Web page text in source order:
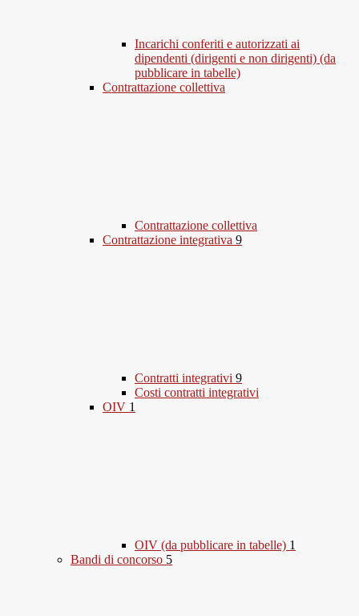
Incarichi conferiti e autorizzati ai
dipendenti (dirigenti e non dirigenti) (da
pubblicare in tabelle)
Contrattazione collettiva
Contrattazione collettiva
Contrattazione integrativa 9
Contratti integrativi 9
Costi contratti integrativi
OIV 1
OIV (da pubblicare in tabelle) 1
Bandi di concorso 5